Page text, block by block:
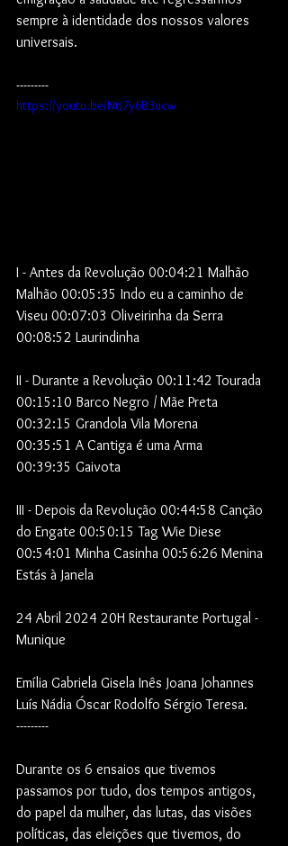
sempre à identidade dos nossos valores
universais.
---------
https://youtu.be/NtJ7y6B3ucw
I - Antes da Revolução 00:04:21 Malhão
Malhão 00:05:35 Indo eu a caminho de
Viseu 00:07:03 Oliveirinha da Serra
00:08:52 Laurindinha
II - Durante a Revolução 00:11:42 Tourada
00:15:10 Barco Negro / Mãe Preta
00:32:15 Grandola Vila Morena
00:35:51 A Cantiga é uma Arma
00:39:35 Gaivota
III - Depois da Revolução 00:44:58 Canção
do Engate 00:50:15 Tag Wie Diese
00:54:01 Minha Casinha 00:56:26 Menina
Estás à Janela
24 Abril 2024 20H Restaurante Portugal -
Munique
Emília Gabriela Gisela Inês Joana Johannes
Luís Nádia Óscar Rodolfo Sérgio Teresa.
---------
Durante os 6 ensaios que tivemos
passamos por tudo, dos tempos antigos,
do papel da mulher, das lutas, das visões
políticas, das eleições que tivemos, do